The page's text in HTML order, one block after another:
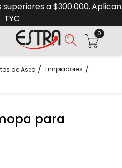
a $300.000. Aplican
TYC
0
de Aseo
Limpiadores
para